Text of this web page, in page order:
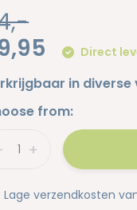
Direct
in
from:
+
Lage verzendkosten